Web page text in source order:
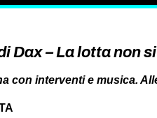
Dax – La lotta non
con interventi e musica.